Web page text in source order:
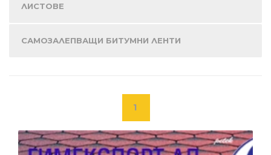
ЛИСТОВЕ
САМОЗАЛЕПВАЩИ БИТУМНИ ЛЕНТИ